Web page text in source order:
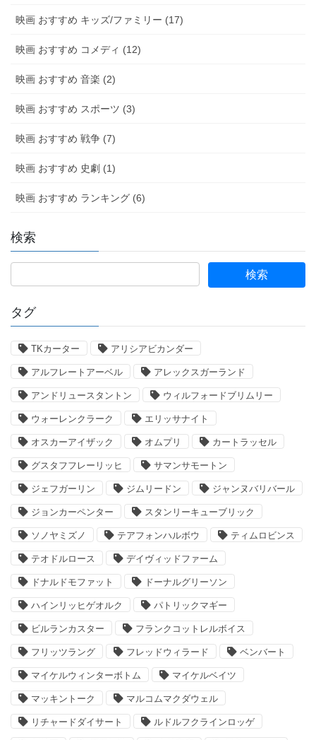
映画 おすすめ キッズ/ファミリー (17)
映画 おすすめ コメディ (12)
映画 おすすめ 音楽 (2)
映画 おすすめ スポーツ (3)
映画 おすすめ 戦争 (7)
映画 おすすめ 史劇 (1)
映画 おすすめ ランキング (6)
検索
タグ
TKカーター アリシアビカンダー
アルフレートアーベル アレックスガーランド
アンドリュースタントン ウィルフォードブリムリー
ウォーレンクラーク エリッサナイト
オスカーアイザック オムプリ カートラッセル
グスタフフレーリッヒ サマンサモートン
ジェフガーリン ジムリードン ジャンヌバリバール
ジョンカーペンター スタンリーキューブリック
ソノヤミズノ テアフォンハルボウ ティムロビンス
テオドルロース デイヴィッドファーム
ドナルドモファット ドーナルグリーソン
ハインリッヒゲオルク パトリックマギー
ビルランカスター フランクコットレルボイス
フリッツラング フレッドウィラード ベンバート
マイケルウィンターボトム マイケルベイツ
マッキントーク マルコムマクダウェル
リチャードダイサート ルドルフクラインロッゲ